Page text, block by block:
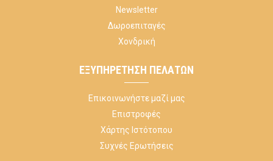
Newsletter
Δωροεπιταγές
Χονδρική
ΕΞΥΠΗΡΈΤΗΣΗ ΠΕΛΑΤΏΝ
Επικοινωνήστε μαζί μας
Επιστροφές
Χάρτης Ιστότοπου
Συχνές Ερωτήσεις